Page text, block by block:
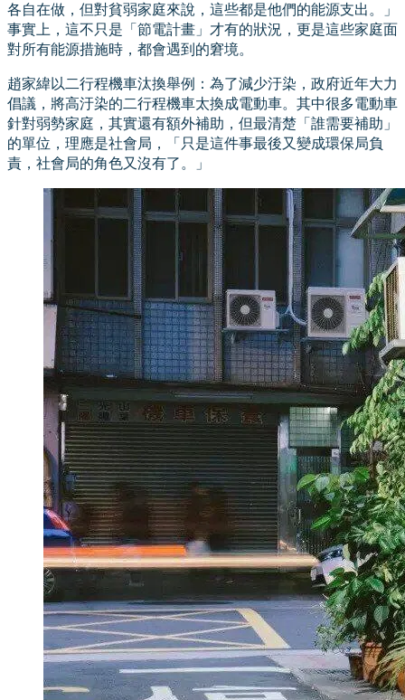
各自在做，但對貧弱家庭來說，這些都是他們的能源支出。」
事實上，這不只是「節電計畫」才有的狀況，更是這些家庭面
對所有能源措施時，都會遇到的窘境。
趙家緯以二行程機車汰換舉例：為了減少汙染，政府近年大力
倡議，將高汙染的二行程機車太換成電動車。其中很多電動車
針對弱勢家庭，其實還有額外補助，但最清楚「誰需要補助」
的單位，理應是社會局，「只是這件事最後又變成環保局負
責，社會局的角色又沒有了。」